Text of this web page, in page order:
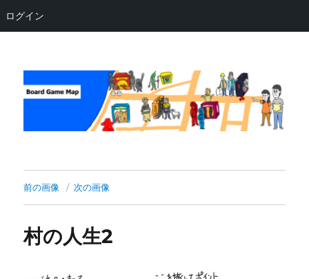
ログイン
Board Game Map
前の画像 次の画像
村の人生2